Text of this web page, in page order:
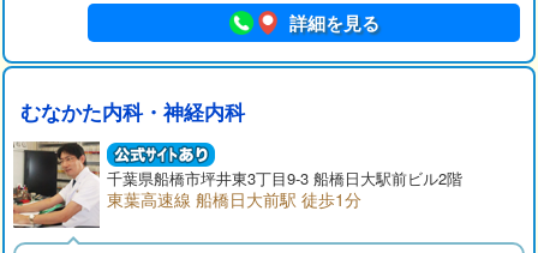
詳細を見る
むなかた内科・神経内科
千葉県船橋市坪井東3丁目9-3 船橋日大駅前ビル2階
東葉高速線 船橋日大前駅 徒歩1分